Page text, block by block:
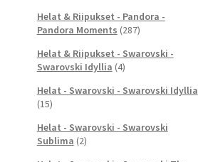
Helat & Riipukset - Pandora -
Pandora Moments (287)
Helat & Riipukset - Swarovski -
Swarovski Idyllia (4)
Helat - Swarovski - Swarovski Idyllia
(15)
Helat - Swarovski - Swarovski
Sublima (2)